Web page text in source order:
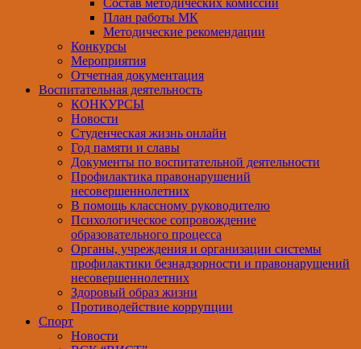
Состав методических комиссий
План работы МК
Методические рекомендации
Конкурсы
Мероприятия
Отчетная документация
Воспитательная деятельность
КОНКУРСЫ
Новости
Студенческая жизнь онлайн
Год памяти и славы
Документы по воспитательной деятельности
Профилактика правонарушений
несовершеннолетних
В помощь классному руководителю
Психологическое сопровождение
образовательного процесса
Органы, учреждения и организации системы
профилактики безнадзорности и правонарушений
несовершеннолетних
Здоровый образ жизни
Противодействие коррупции
Спорт
Новости